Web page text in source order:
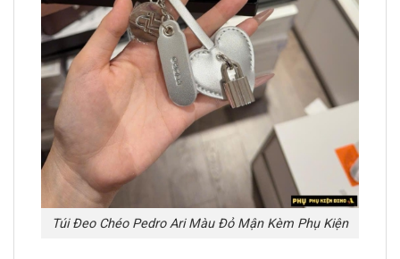
Túi Đeo Chéo Pedro Ari Màu Đỏ Mận Kèm Phụ Kiện